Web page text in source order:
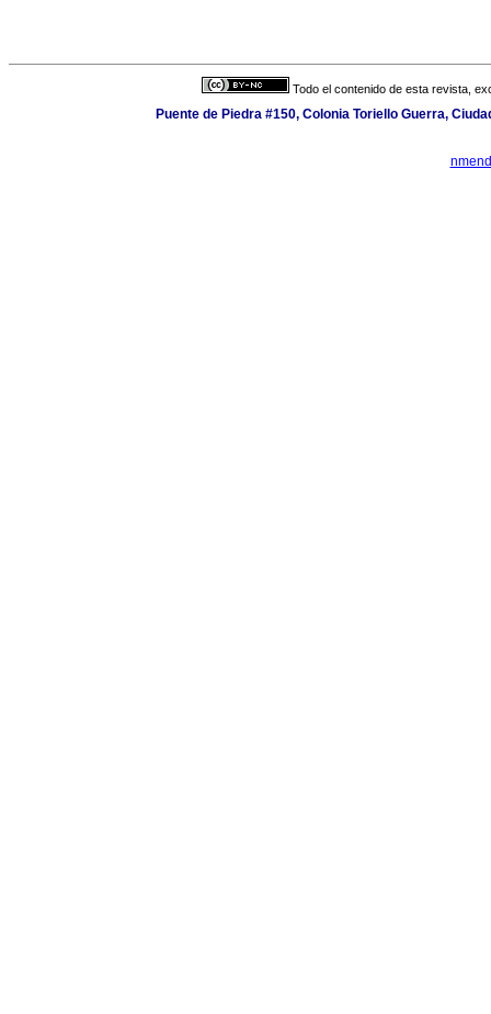
Todo el contenido de esta revista,
Puente de Piedra #150, Colonia Toriello Guerra,